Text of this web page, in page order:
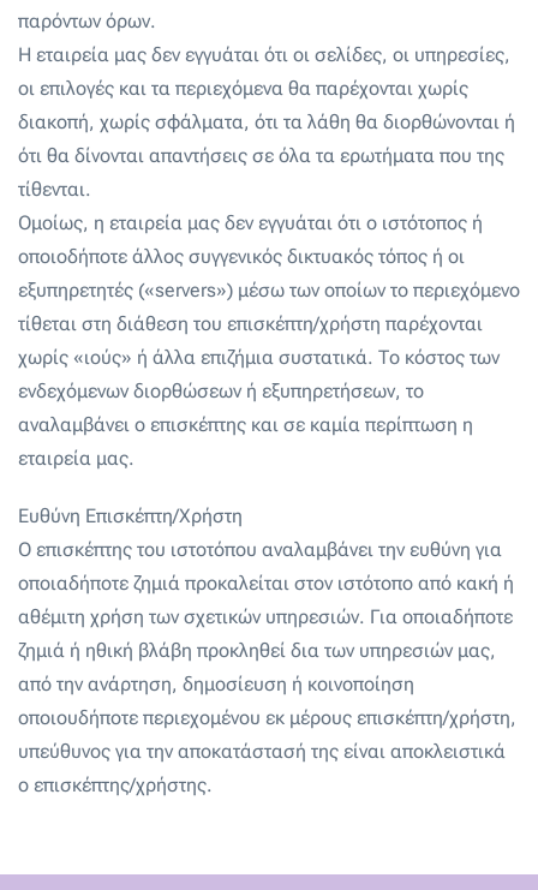
παρόντων όρων.
Η εταιρεία μας δεν εγγυάται ότι οι σελίδες, οι υπηρεσίες,
οι επιλογές και τα περιεχόμενα θα παρέχονται χωρίς
διακοπή, χωρίς σφάλματα, ότι τα λάθη θα διορθώνονται ή
ότι θα δίνονται απαντήσεις σε όλα τα ερωτήματα που της
τίθενται.
Ομοίως, η εταιρεία μας δεν εγγυάται ότι ο ιστότοπος ή
οποιοδήποτε άλλος συγγενικός δικτυακός τόπος ή οι
εξυπηρετητές («servers») μέσω των οποίων το περιεχόμενο
τίθεται στη διάθεση του επισκέπτη/χρήστη παρέχονται
χωρίς «ιούς» ή άλλα επιζήμια συστατικά. Το κόστος των
ενδεχόμενων διορθώσεων ή εξυπηρετήσεων, το
αναλαμβάνει ο επισκέπτης και σε καμία περίπτωση η
εταιρεία μας.
Ευθύνη Επισκέπτη/Χρήστη
Ο επισκέπτης του ιστοτόπου αναλαμβάνει την ευθύνη για
οποιαδήποτε ζημιά προκαλείται στον ιστότοπο από κακή ή
αθέμιτη χρήση των σχετικών υπηρεσιών. Για οποιαδήποτε
ζημιά ή ηθική βλάβη προκληθεί δια των υπηρεσιών μας,
από την ανάρτηση, δημοσίευση ή κοινοποίηση
οποιουδήποτε περιεχομένου εκ μέρους επισκέπτη/χρήστη,
υπεύθυνος για την αποκατάστασή της είναι αποκλειστικά
ο επισκέπτης/χρήστης.